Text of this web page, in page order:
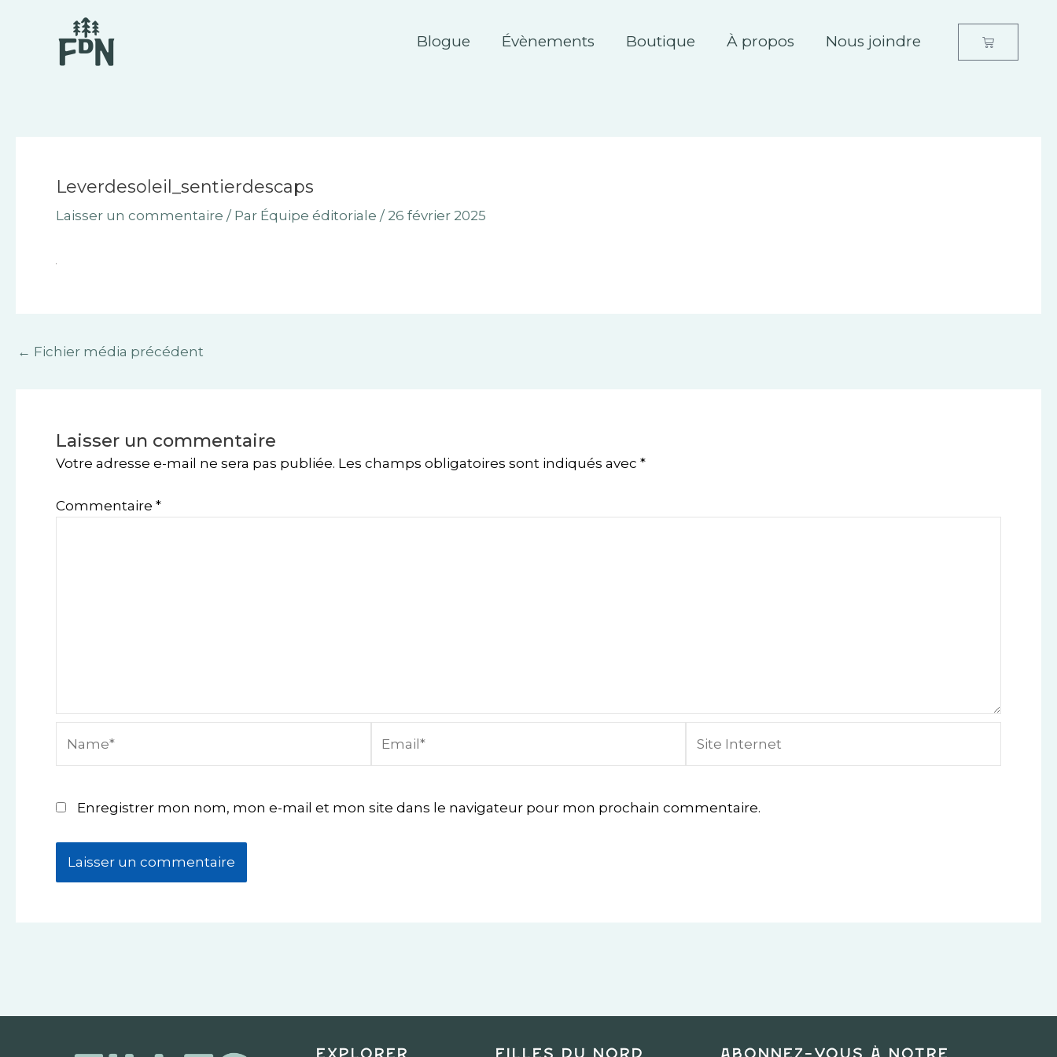
Blogue Évènements Boutique À propos Nous joindre Panier
Leverdesoleil_sentierdescaps
Laisser un commentaire / Par Équipe éditoriale / 26 février 2025
← Fichier média précédent
Laisser un commentaire
Votre adresse e-mail ne sera pas publiée. Les champs obligatoires sont indiqués avec *
Commentaire *
Enregistrer mon nom, mon e-mail et mon site dans le navigateur pour mon prochain commentaire.